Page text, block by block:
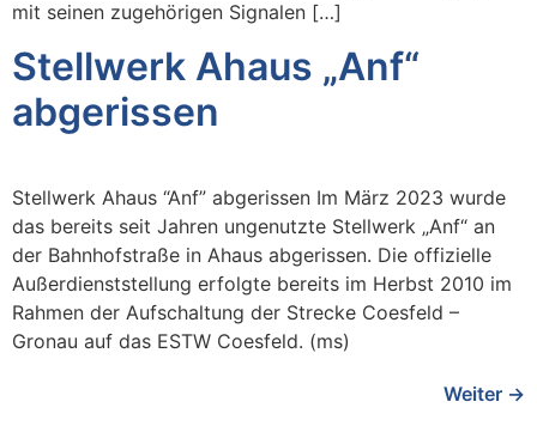
mit seinen zugehörigen Signalen […]
Stellwerk Ahaus „Anf“
abgerissen
Stellwerk Ahaus “Anf” abgerissen Im März 2023 wurde
das bereits seit Jahren ungenutzte Stellwerk „Anf“ an
der Bahnhofstraße in Ahaus abgerissen. Die offizielle
Außerdienststellung erfolgte bereits im Herbst 2010 im
Rahmen der Aufschaltung der Strecke Coesfeld –
Gronau auf das ESTW Coesfeld. (ms)
Weiter →